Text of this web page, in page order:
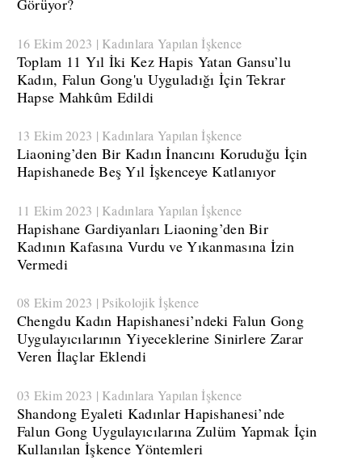
Görüyor?
16 Ekim 2023 | Kadınlara Yapılan İşkence
​Toplam 11 Yıl İki Kez Hapis Yatan Gansu’lu
Kadın, Falun Gong'u Uyguladığı İçin Tekrar
Hapse Mahkûm Edildi
13 Ekim 2023 | Kadınlara Yapılan İşkence
Liaoning’den Bir Kadın İnancını Koruduğu İçin
Hapishanede Beş Yıl İşkenceye Katlanıyor
11 Ekim 2023 | Kadınlara Yapılan İşkence
​Hapishane Gardiyanları Liaoning’den Bir
Kadının Kafasına Vurdu ve Yıkanmasına İzin
Vermedi
08 Ekim 2023 | Psikolojik İşkence
​Chengdu Kadın Hapishanesi’ndeki Falun Gong
Uygulayıcılarının Yiyeceklerine Sinirlere Zarar
Veren İlaçlar Eklendi
03 Ekim 2023 | Kadınlara Yapılan İşkence
Shandong Eyaleti Kadınlar Hapishanesi’nde
Falun Gong Uygulayıcılarına Zulüm Yapmak İçin
Kullanılan İşkence Yöntemleri